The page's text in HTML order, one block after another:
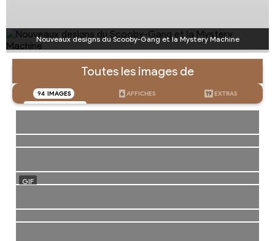
Nouveaux designs du Scooby-Gang et la Mystery Machine
Toutes les images de
94 IMAGES 6 AFFICHES 19 EXTRAS